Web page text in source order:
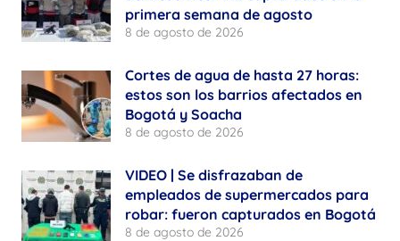
primera semana de agosto
8 de agosto de 2026
Cortes de agua de hasta 27 horas:
estos son los barrios afectados en
Bogotá y Soacha
8 de agosto de 2026
VIDEO | Se disfrazaban de
empleados de supermercados para
robar: fueron capturados en Bogotá
8 de agosto de 2026